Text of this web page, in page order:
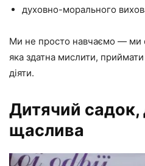
духовно-морального
Ми не просто навчаємо — ми
яка здатна мислити,
діяти.
Дитячий садок,
щаслива